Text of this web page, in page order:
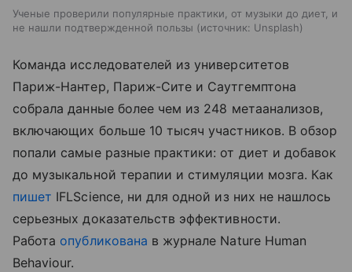
Ученые проверили популярные практики, от музыки до диет, и
не нашли подтвержденной пользы
источник: Unsplash
Команда исследователей из университетов
Париж-Нантер, Париж-Сите и Саутгемптона
собрала данные более чем из 248 метаанализов,
включающих больше 10 тысяч участников. В обзор
попали самые разные практики: от диет и добавок
до музыкальной терапии и стимуляции мозга. Как
пишет IFLScience, ни для одной из них не нашлось
серьезных доказательств эффективности.
Работа опубликована в журнале Nature Human
Behaviour.